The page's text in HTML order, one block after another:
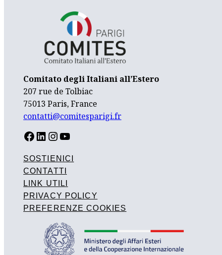
Comitato degli Italiani all’Estero
207 rue de Tolbiac
75013 Paris, France
contatti@comitesparigi.fr
FACEBOOK LINKEDIN INSTAGRAM YOUTUBE
SOSTIENICI
CONTATTI
LINK UTILI
PRIVACY POLICY
PREFERENZE COOKIES